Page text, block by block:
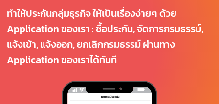
ทำให้ประกันกลุ่มธุรกิจ ให้เป็นเรื่องง่ายๆ ด้วย
Application ของเรา : ซื้อประกัน, จัดการกรมธรรม์,
แจ้งเข้า, แจ้งออก, ยกเลิกกรมธรรม์ ผ่านทาง
Application ของเราได้ทันที